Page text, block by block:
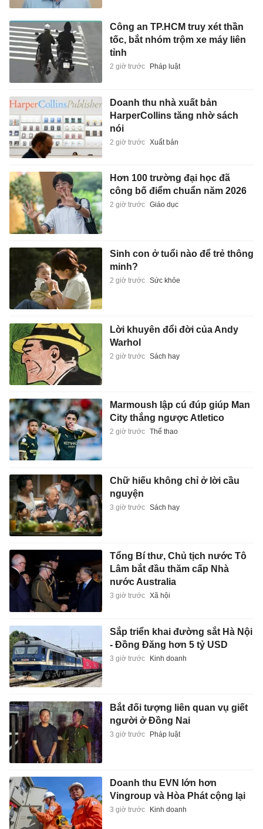
Công an TP.HCM truy xét thần
tốc, bắt nhóm trộm xe máy liên
tỉnh
2 giờ trước Pháp luật
Doanh thu nhà xuất bản
HarperCollins tăng nhờ sách
nói
2 giờ trước Xuất bản
Hơn 100 trường đại học đã
công bố điểm chuẩn năm 2026
2 giờ trước Giáo dục
Sinh con ở tuổi nào để trẻ thông
minh?
2 giờ trước Sức khỏe
Lời khuyên đổi đời của Andy
Warhol
2 giờ trước Sách hay
Marmoush lập cú đúp giúp Man
City thắng ngược Atletico
2 giờ trước Thể thao
Chữ hiếu không chỉ ở lời cầu
nguyện
3 giờ trước Sách hay
Tổng Bí thư, Chủ tịch nước Tô
Lâm bắt đầu thăm cấp Nhà
nước Australia
3 giờ trước Xã hội
Sắp triển khai đường sắt Hà Nội
- Đồng Đăng hơn 5 tỷ USD
3 giờ trước Kinh doanh
Bắt đối tượng liên quan vụ giết
người ở Đồng Nai
3 giờ trước Pháp luật
Doanh thu EVN lớn hơn
Vingroup và Hòa Phát cộng lại
3 giờ trước Kinh doanh